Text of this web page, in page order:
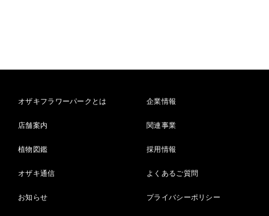
オザキフラワーパークとは
店舗案内
植物図鑑
オザキ通信
お知らせ
企業情報
関連事業
採用情報
よくあるご質問
プライバシーポリシー